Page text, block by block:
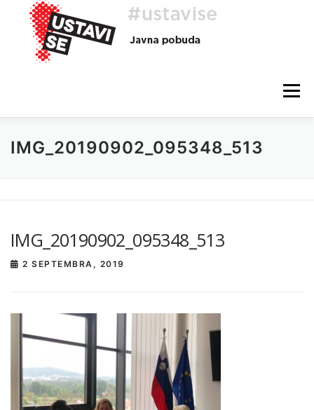
Preskoči
vsebino
Meni
O AKCIJI HEJ, TI, #USTAVISE BLOG POMOČ
IMG_20190902_095348_513
IMG_20190902_095348_513
2 SEPTEMBRA, 2019